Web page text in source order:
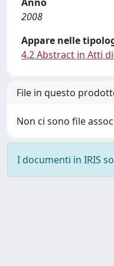
2008
Appare nelle
4.2 Abstract in Atti
File in questo
Non ci sono file
I documenti in IRIS